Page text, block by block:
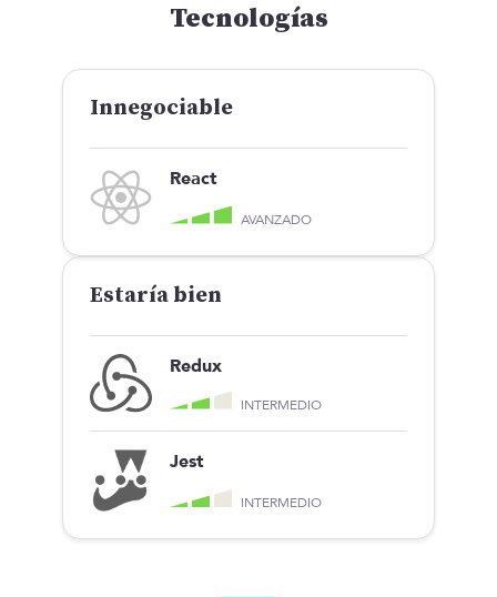
Tecnologías
Innegociable
React
AVANZADO
Estaría bien
Redux
INTERMEDIO
Jest
INTERMEDIO